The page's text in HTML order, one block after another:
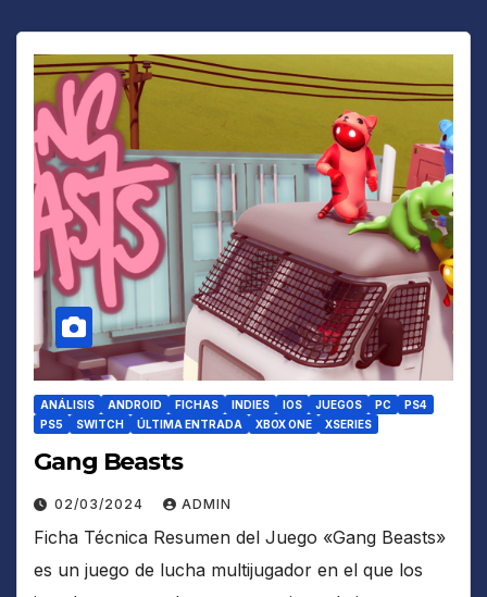
ANÁLISIS ANDROID FICHAS INDIES IOS JUEGOS PC
PS4
PS5
SWITCH ÚLTIMA ENTRADA XBOX ONE XSERIES
Gang Beasts
02/03/2024 ADMIN
Ficha Técnica Resumen del Juego «Gang Beasts»
es un juego de lucha multijugador en el que los